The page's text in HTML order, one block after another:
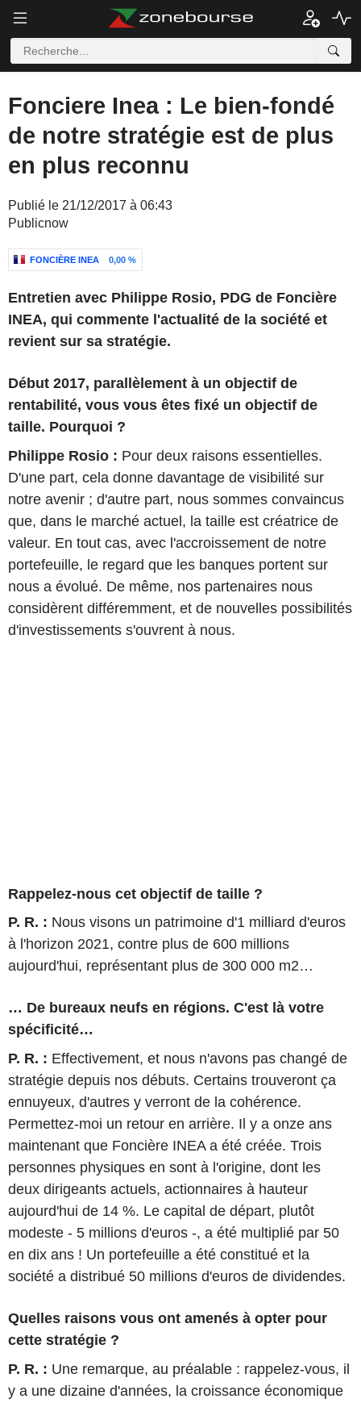
Fonciere Inea : Le bien-fondé
de notre stratégie est de plus
en plus reconnu
Publié le 21/12/2017 à 06:43
Publicnow
FONCIÈRE INEA 0,00 %
Entretien avec Philippe Rosio, PDG de Foncière
INEA, qui commente l'actualité de la société et
revient sur sa stratégie.
Début 2017, parallèlement à un objectif de
rentabilité, vous vous êtes fixé un objectif de
taille. Pourquoi ?
Philippe Rosio : Pour deux raisons essentielles.
D'une part, cela donne davantage de visibilité sur
notre avenir ; d'autre part, nous sommes convaincus
que, dans le marché actuel, la taille est créatrice de
valeur. En tout cas, avec l'accroissement de notre
portefeuille, le regard que les banques portent sur
nous a évolué. De même, nos partenaires nous
considèrent différemment, et de nouvelles possibilités
d'investissements s'ouvrent à nous.
Rappelez-nous cet objectif de taille ?
P. R. : Nous visons un patrimoine d'1 milliard d'euros
à l'horizon 2021, contre plus de 600 millions
aujourd'hui, représentant plus de 300 000 m2…
… De bureaux neufs en régions. C'est là votre
spécificité…
P. R. : Effectivement, et nous n'avons pas changé de
stratégie depuis nos débuts. Certains trouveront ça
ennuyeux, d'autres y verront de la cohérence.
Permettez-moi un retour en arrière. Il y a onze ans
maintenant que Foncière INEA a été créée. Trois
personnes physiques en sont à l'origine, dont les
deux dirigeants actuels, actionnaires à hauteur
aujourd'hui de 14 %. Le capital de départ, plutôt
modeste - 5 millions d'euros -, a été multiplié par 50
en dix ans ! Un portefeuille a été constitué et la
société a distribué 50 millions d'euros de dividendes.
Quelles raisons vous ont amenés à opter pour
cette stratégie ?
P. R. : Une remarque, au préalable : rappelez-vous, il
y a une dizaine d'années, la croissance économique